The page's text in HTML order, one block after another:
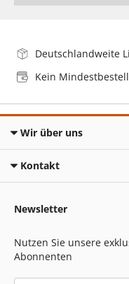
Deutschlandweite
Kein
Wir über uns
Kontakt
Newsletter
Nutzen Sie unsere
Abonnenten